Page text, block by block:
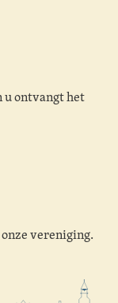
u ontvangt het
vereniging.